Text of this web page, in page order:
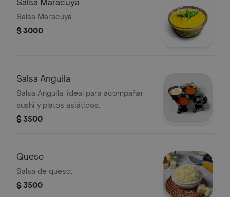
Salsa Maracuyá
Salsa Maracuyá
$ 3000
Salsa Anguila
Salsa Anguila, ideal para acompañar
sushi y platos asiáticos.
$ 3500
Queso
Salsa de queso.
$ 3500